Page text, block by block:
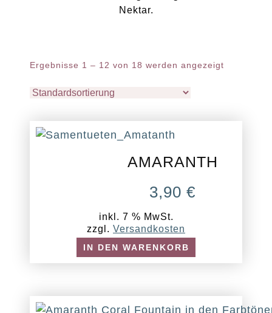
Nektar.
Ergebnisse 1 – 12 von 18 werden angezeigt
AMARANTH
3,90€
inkl. 7 % MwSt.
zzgl. Versandkosten
IN DEN WARENKORB